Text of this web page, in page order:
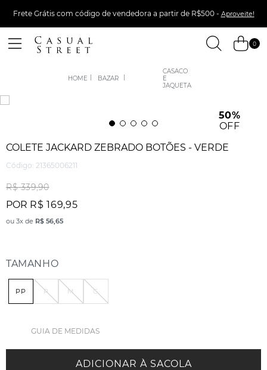
Frete Grátis com código de vendedora a partir de R$500 - Aproveite!
0
BAZAR
CASACO
E
JAQUETA
50%
OFF
COLETE JACKARD ZEBRADO BOTÕES - VERDE
Código: 21365006211
R$ 339,90
POR R$ 169,95
ou 3x de R$ 56,65
TAMANHO
PP P M G
GUIA DE MEDIDAS
ADICIONAR À SACOLA